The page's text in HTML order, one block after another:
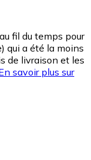
fil du temps pour
qui a été la moins
de livraison et les
savoir plus sur